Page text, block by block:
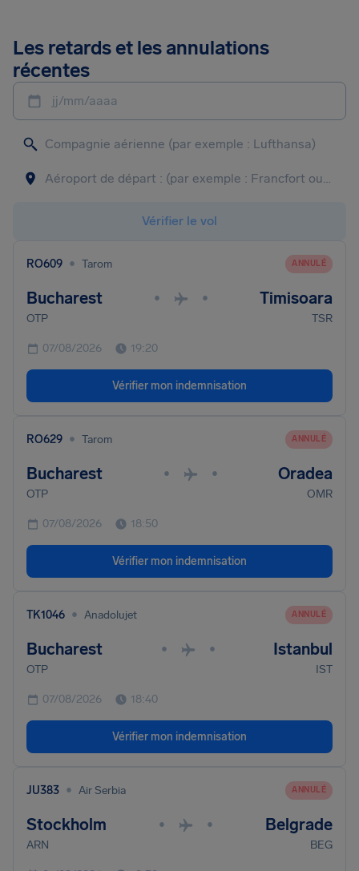
Les retards et les annulations
récentes
jj/mm/aaaa
Vérifier le vol
RO609 • Tarom ANNULÉ
Bucharest • • Timisoara
OTP TSR
07/08/2026 19:20
Vérifier mon indemnisation
RO629 • Tarom ANNULÉ
Bucharest • • Oradea
OTP OMR
07/08/2026 18:50
Vérifier mon indemnisation
TK1046 • Anadolujet ANNULÉ
Bucharest • • Istanbul
OTP IST
07/08/2026 18:40
Vérifier mon indemnisation
JU383 • Air Serbia ANNULÉ
Stockholm • • Belgrade
ARN BEG